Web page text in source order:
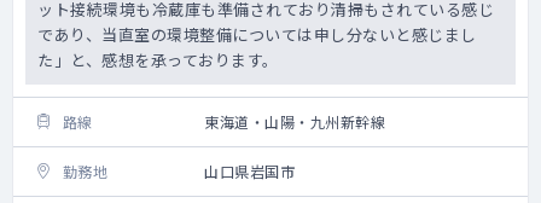
ット接続環境も冷蔵庫も準備されており清掃もされている感じ
であり、当直室の環境整備については申し分ないと感じまし
た」と、感想を承っております。
路線 東海道・山陽・九州新幹線
勤務地 山口県岩国市